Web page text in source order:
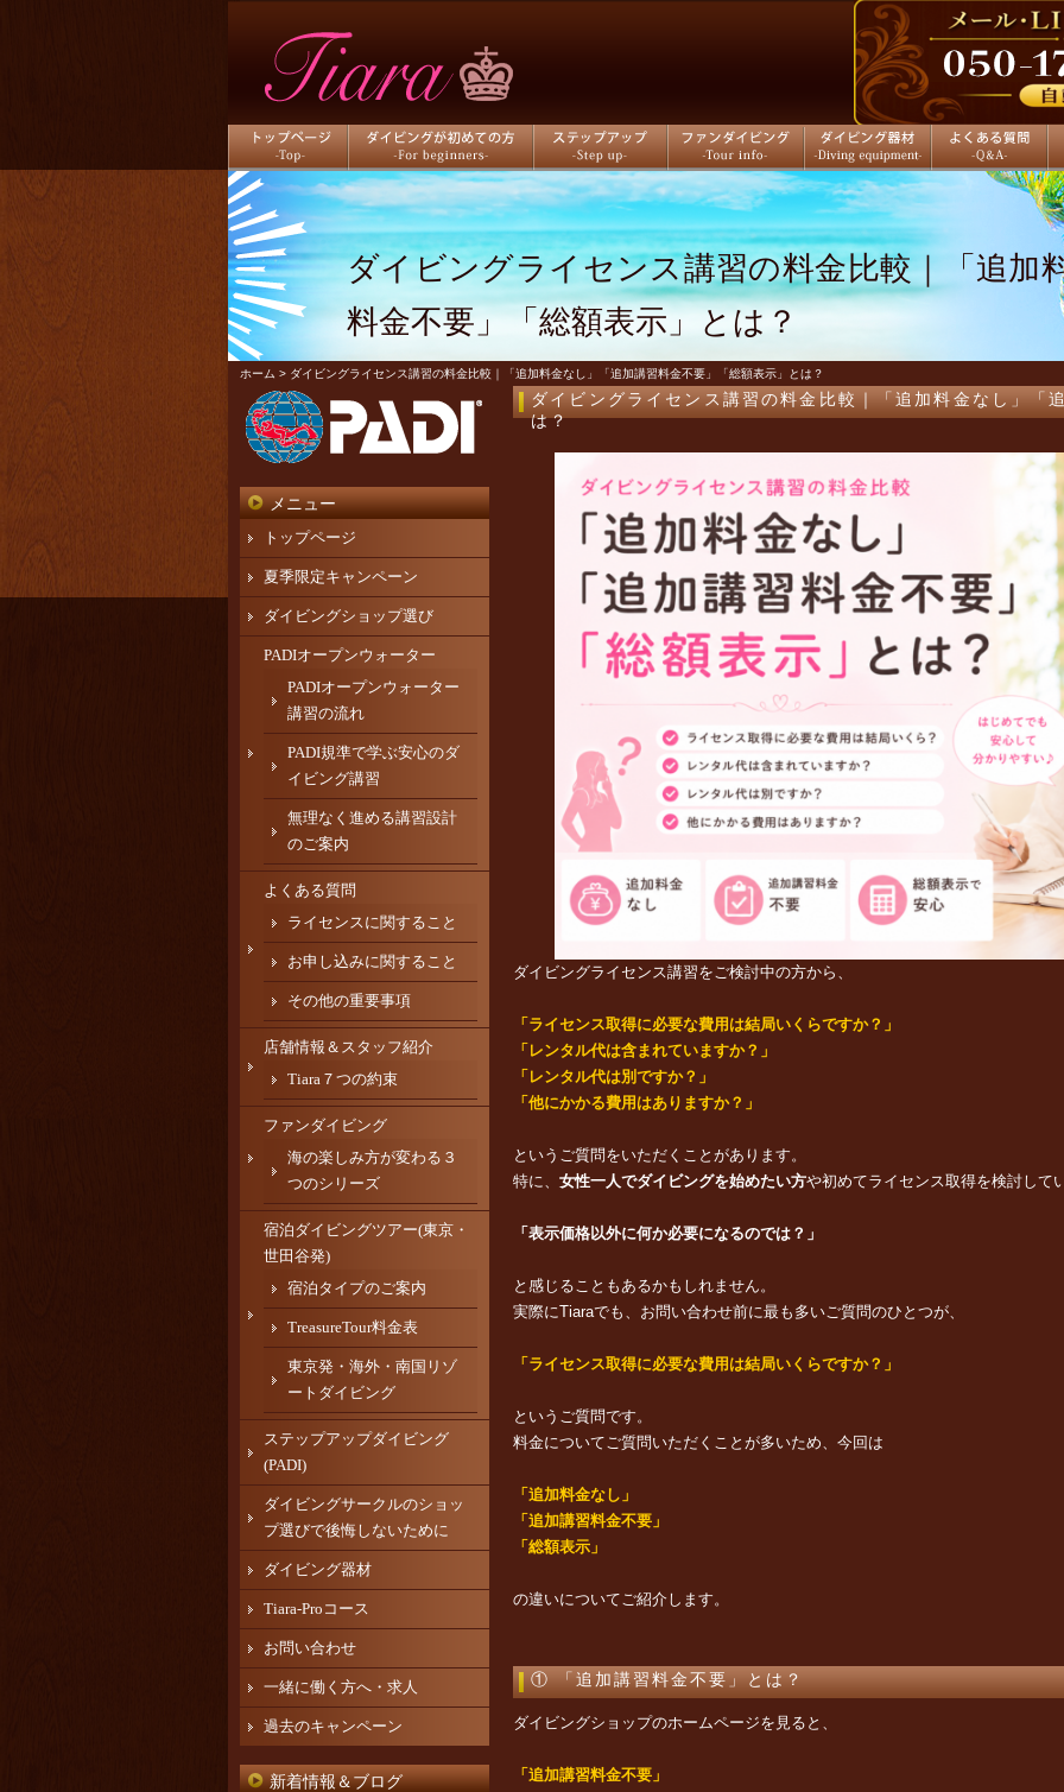
トップページ ダイビングが初めての方 ステップアップ ファンダイビング ダイビング器材 よくある質問
ダイビングライセンス講習の料金比較｜「追加
料金不要」「総額表示」とは？
ホーム > ダイビングライセンス講習の料金比較｜「追加料金なし」「追加講習料金不要」「総額表示」とは？
ダイビングライセンス講習の料金比較｜「追加料金なし」「
は？
ダイビングライセンス講習をご検討中の方から、
「ライセンス取得に必要な費用は結局いくらですか？」
「レンタル代は含まれていますか？」
「レンタル代は別ですか？」
「他にかかる費用はありますか？」
というご質問をいただくことがあります。
特に、 女性一人でダイビングを始めたい方や初めてライセンス取得を検討して
「表示価格以外に何か必要になるのでは？」
と感じることもあるかもしれません。
実際にTiaraでも、お問い合わせ前に最も多いご質問のひとつが、
「ライセンス取得に必要な費用は結局いくらですか？」
というご質問です。
料金についてご質問いただくことが多いため、今回は
「追加料金なし」
「追加講習料金不要」
「総額表示」
の違いについてご紹介します。
① 「追加講習料金不要」とは？
ダイビングショップのホームページを見ると、
「追加講習料金不要」
メニュー
トップページ
夏季限定キャンペーン
ダイビングショップ選び
PADIオープンウォーター
PADIオープンウォーター
講習の流れ
PADI規準で学ぶ安心のダ
イビング講習
無理なく進める講習設計
のご案内
よくある質問
ライセンスに関すること
お申し込みに関すること
その他の重要事項
店舗情報＆スタッフ紹介
Tiara７つの約束
ファンダイビング
海の楽しみ方が変わる３
つのシリーズ
宿泊ダイビングツアー(東京・
世田谷発)
宿泊タイプのご案内
TreasureTour料金表
東京発・海外・南国リゾ
ートダイビング
ステップアップダイビング
(PADI)
ダイビングサークルのショッ
プ選びで後悔しないために
ダイビング器材
Tiara-Proコース
お問い合わせ
一緒に働く方へ・求人
過去のキャンペーン
新着情報＆ブログ